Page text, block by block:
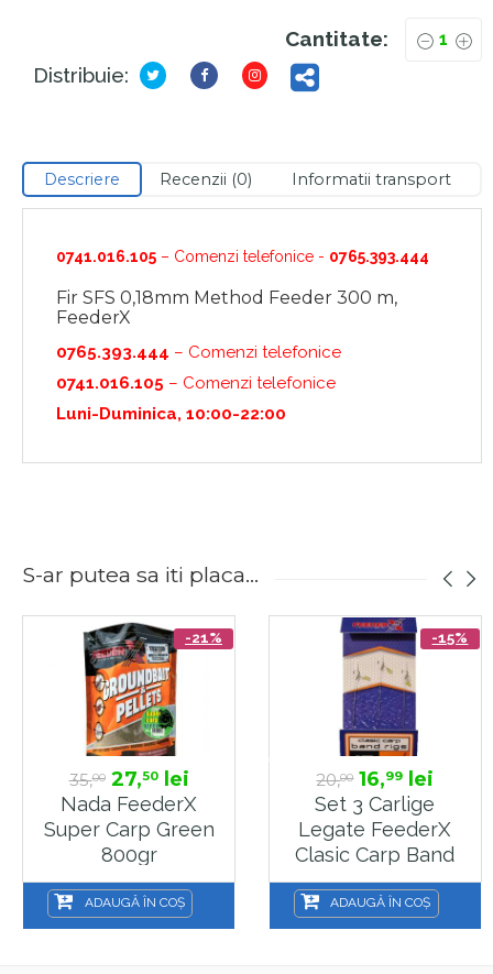
Cantitate:
Distribuie:
Descriere Recenzii (0) Informatii transport
0741.016.105 – Comenzi telefonice - 0765.393.444
Fir SFS 0,18mm Method Feeder 300 m,
FeederX
0765.393.444 – Comenzi telefonice
0741.016.105 – Comenzi telefonice
Luni-Duminica, 10:00-22:00
S-ar putea sa iti placa...
-21%
35,00 27,50lei
Nada FeederX
Super Carp Green
800gr
ADAUGĂ ÎN COȘ
-15%
20,00 16,99 lei
Set 3 Carlige
Legate FeederX
Clasic Carp Band
Rig Marime 14
ADAUGĂ ÎN COȘ